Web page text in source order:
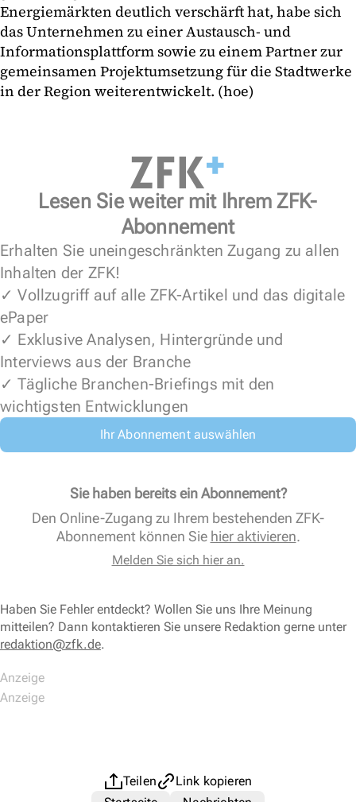
Energiemärkten deutlich verschärft hat, habe sich
das Unternehmen zu einer Austausch- und
Informationsplattform sowie zu einem Partner zur
gemeinsamen Projektumsetzung für die Stadtwerke
in der Region weiterentwickelt. (hoe)
Lesen Sie weiter mit Ihrem ZFK-
Abonnement
Erhalten Sie uneingeschränkten Zugang zu allen
Inhalten der ZFK!
✓ Vollzugriff auf alle ZFK-Artikel und das digitale
ePaper
✓ Exklusive Analysen, Hintergründe und
Interviews aus der Branche
✓ Tägliche Branchen-Briefings mit den
wichtigsten Entwicklungen
Ihr Abonnement auswählen
Sie haben bereits ein Abonnement?
Den Online-Zugang zu Ihrem bestehenden ZFK-
Abonnement können Sie hier aktivieren.
Melden Sie sich hier an.
Haben Sie Fehler entdeckt? Wollen Sie uns Ihre Meinung
mitteilen? Dann kontaktieren Sie unsere Redaktion gerne unter
redaktion@zfk.de.
Teilen
Link kopieren